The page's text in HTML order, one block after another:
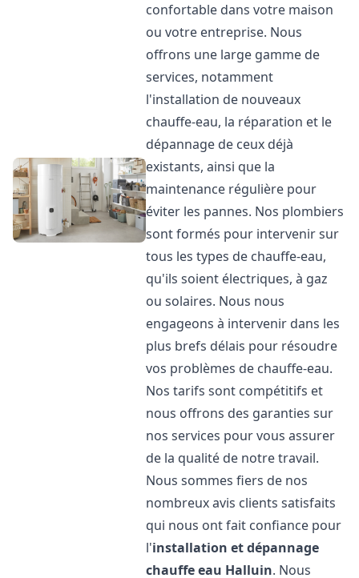
confortable dans votre maison
ou votre entreprise. Nous
offrons une large gamme de
services, notamment
l'installation de nouveaux
chauffe-eau, la réparation et le
dépannage de ceux déjà
existants, ainsi que la
maintenance régulière pour
éviter les pannes. Nos plombiers
sont formés pour intervenir sur
tous les types de chauffe-eau,
qu'ils soient électriques, à gaz
ou solaires. Nous nous
engageons à intervenir dans les
plus brefs délais pour résoudre
vos problèmes de chauffe-eau.
Nos tarifs sont compétitifs et
nous offrons des garanties sur
nos services pour vous assurer
de la qualité de notre travail.
Nous sommes fiers de nos
nombreux avis clients satisfaits
qui nous ont fait confiance pour
l'installation et dépannage
chauffe eau Halluin. Nous